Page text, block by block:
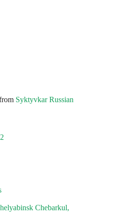
Syktyvkar Russian
Chebarkul,